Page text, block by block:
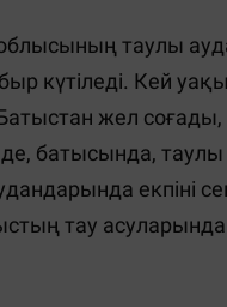
облысының таулы
күтіледі. Кей
жел
батысында,
екпіні
тау